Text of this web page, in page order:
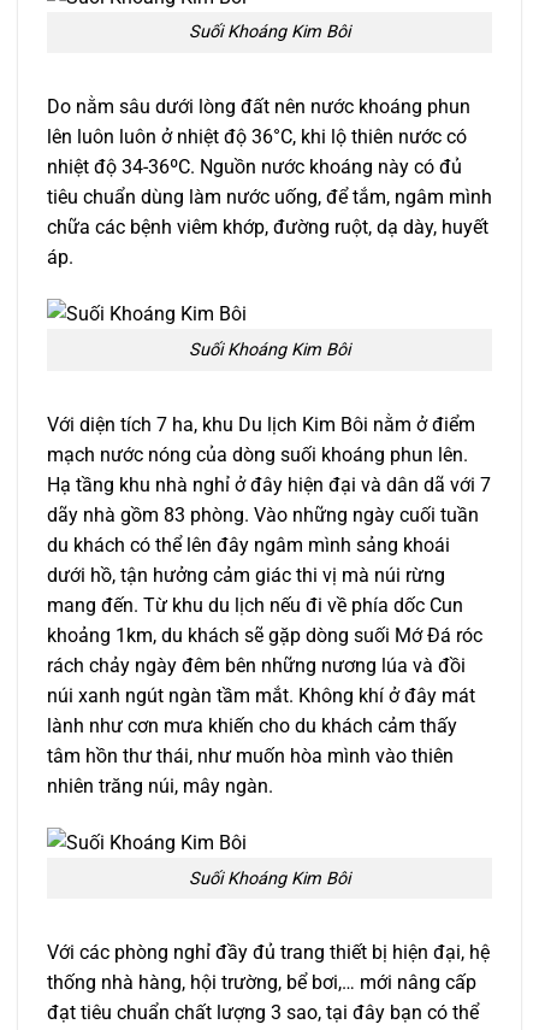
Suối Khoáng Kim Bôi
Do nằm sâu dưới lòng đất nên nước khoáng phun
lên luôn luôn ở nhiệt độ 36°C, khi lộ thiên nước có
nhiệt độ 34-36ºC. Nguồn nước khoáng này có đủ
tiêu chuẩn dùng làm nước uống, để tắm, ngâm mình
chữa các bệnh viêm khớp, đường ruột, dạ dày, huyết
áp.
Suối Khoáng Kim Bôi
Với diện tích 7 ha, khu Du lịch Kim Bôi nằm ở điểm
mạch nước nóng của dòng suối khoáng phun lên.
Hạ tầng khu nhà nghỉ ở đây hiện đại và dân dã với 7
dãy nhà gồm 83 phòng. Vào những ngày cuối tuần
du khách có thể lên đây ngâm mình sảng khoái
dưới hồ, tận hưởng cảm giác thi vị mà núi rừng
mang đến. Từ khu du lịch nếu đi về phía dốc Cun
khoảng 1km, du khách sẽ gặp dòng suối Mớ Đá róc
rách chảy ngày đêm bên những nương lúa và đồi
núi xanh ngút ngàn tầm mắt. Không khí ở đây mát
lành như cơn mưa khiến cho du khách cảm thấy
tâm hồn thư thái, như muốn hòa mình vào thiên
nhiên trăng núi, mây ngàn.
Suối Khoáng Kim Bôi
Với các phòng nghỉ đầy đủ trang thiết bị hiện đại, hệ
thống nhà hàng, hội trường, bể bơi,… mới nâng cấp
đạt tiêu chuẩn chất lượng 3 sao, tại đây bạn có thể